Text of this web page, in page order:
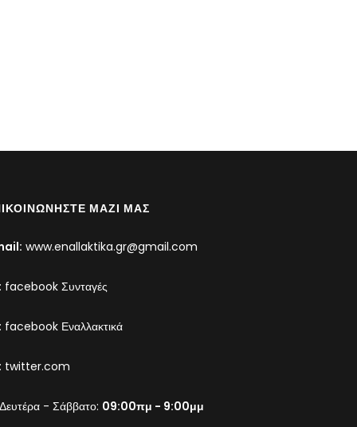
ΜΑΖΊ ΜΑΣ
www.enallaktika.gr@gmail.com
: facebook Συνταγές
: facebook Εναλλακτικά
: twitter.com
Δευτέρα - Σάββατο: 09:00πμ - 9:00μμ